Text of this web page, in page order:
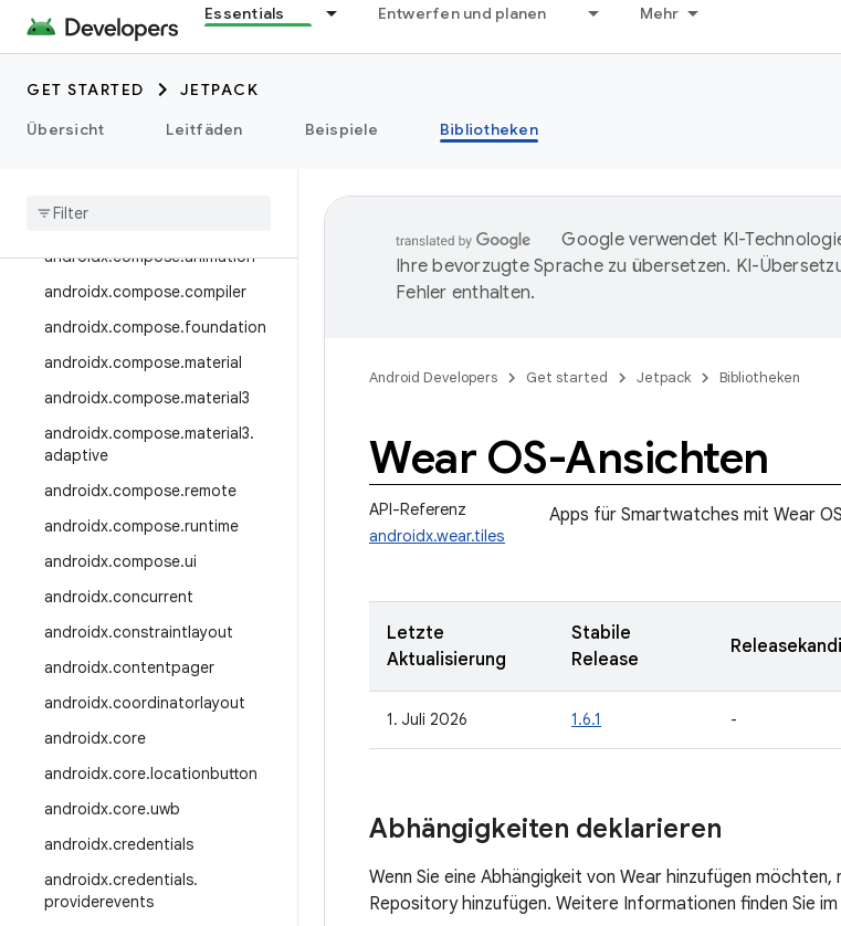
Essentials Entwerfen und planen Mehr
GET STARTED
JETPACK
Übersicht
Leitfäden Beispiele Bibliotheken
androidx.camera.media3
androidx.camera.viewfinder
androidx.car
androidx
androidx.compose.animation
androidx.compose.compiler
androidx.compose.foundation
androidx.compose.material
androidx.compose.material3
androidx.compose.material3.
adaptive
androidx.compose.remote
androidx.compose.runtime
androidx.compose.ui
androidx.concurrent
androidx.constraintlayout
androidx.contentpager
androidx.coordinatorlayout
androidx.core
androidx.core.locationbutton
androidx.core.uwb
androidx.credentials
androidx.credentials.
providerevents
Google verwendet KI-
Ihre bevorzugte Sprache zu übersetzen. KI-
Fehler enthalten.
Android Developers Get started Jetpack Bibliotheken
Wear OS-Ansichten
API-Referenz
androidx.wear.tiles
Apps für Smartwatches mit Wear
Letzte
Aktualisierung
Stabile
Release
1. Juli 2026 1.6.1 -
Abhängigkeiten deklarieren
Wenn Sie eine Abhängigkeit von Wear hinzufügen
Repository hinzufügen. Weitere Informationen finden Sie im